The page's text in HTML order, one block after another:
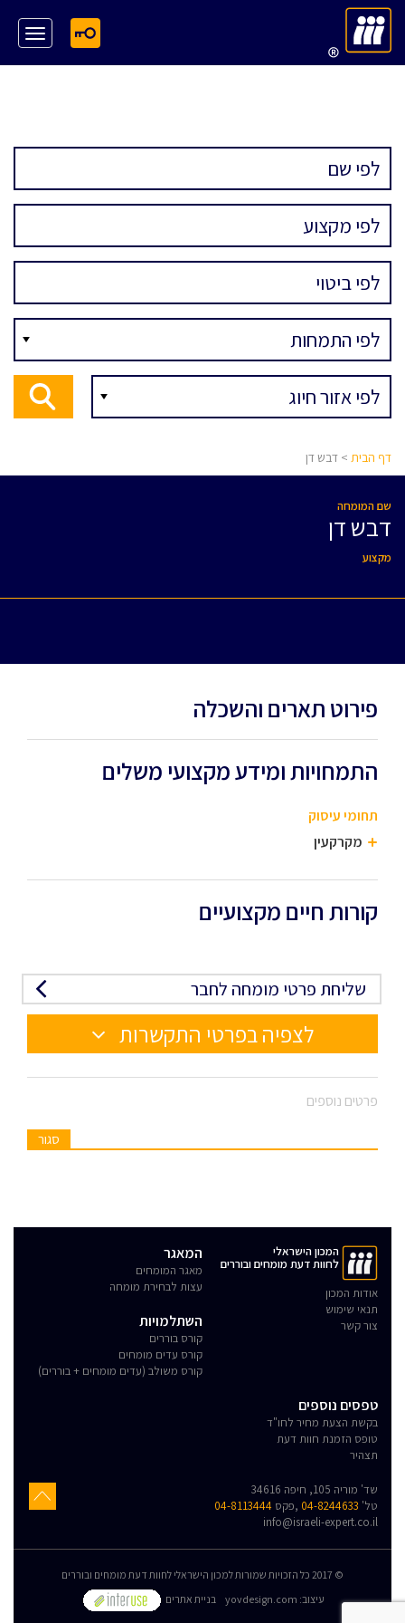
דף הבית > דבש דן
שם המומחה
דבש דן
מקצוע
פירוט תארים והשכלה
התמחויות ומידע מקצועי משלים
תחומי עיסוק
מקרקעין
קורות חיים מקצועיים
שליחת פרטי מומחה לחבר
לצפיה בפרטי התקשרות
פרטים נוספים
סגור
המכון הישראלי
לחוות דעת מומחים ובוררים
אודות המכון
תנאי שימוש
צור קשר
המאגר
מאגר המומחים
עצות לבחירת מומחה
השתלמויות
קורס בוררים
קורס עדים מומחים
קורס משולב (עדים מומחים + בוררים)
טפסים נוספים
בקשת הצעת מחיר לחו"ד
טופס הזמנת חוות דעת
תצהיר
שד' מוריה 105, חיפה 34616
טל' 04-8244633 ,פקס 04-8113444
info@israeli-expert.co.il
© 2017 כל הזכויות שמורות למכון הישראלי לחוות דעת מומחים ובוררים
בניית אתרים
yovdesign.com :עיצוב